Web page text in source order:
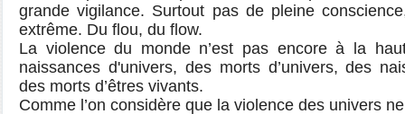
grande vigilance. Surtout pas de pleine
extrême. Du flou, du flow.
La violence du monde n’est pas encore à la
naissances d'univers, des morts d’univers, des
des morts d’êtres vivants.
Comme l’on considère que la violence des univers